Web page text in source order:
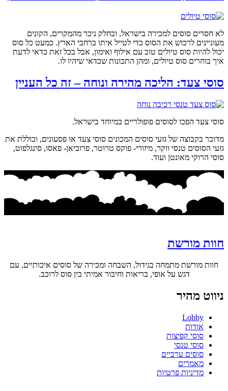
לא חסרים סוסים למכירה בישראל, ובחלק ניכר מהמקרים, הקונים
מעוניינים לרכוש את הסוס כדי לטייל איתו ברחבי הארץ. כמעט כל סוס
יכול להיות סוס טיולים טוב עם אילוף ואימון, אבל בכל זאת כדאי לדעת
איך בוחרים סוס טיולים, ומהן התכונות שכדאי שיהיו לו.
סוסי צעד: הליכה מהירה ונוחה – זה כל העניין
סוסי צעד הפכו לסוסים פופולריים במיוחד בישראל.
מדובר בקבוצה של גזעי סוסים המכונים סוסי צעד או פסעונים, וכוללת את
גזעי הסוסים טנסי ווקר, מיזורי- פוקס טרוטר, פרוביאן- פאסו, סינגלפוט,
סוסי הרוקי מאונטן ועוד.
חוות מורשת
חוות מורשת מתמחה בגידול, השבחה ומכירה של סוסים איכותיים, עם
דגש על אופי, בריאות וחיבור אמיתי בין סוס לרוכב.
ניווט מהיר
Lobby
אודות
סוסי קפיצות
סוסי טנסי
סוסים ערביים
מאמרים
מדיניות פרטיות